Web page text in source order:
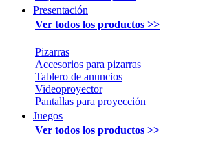
Presentación
Ver todos los productos >>
Pizarras
Accesorios para pizarras
Tablero de anuncios
Videoproyector
Pantallas para proyección
Juegos
Ver todos los productos >>